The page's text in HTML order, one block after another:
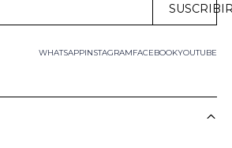
WHATSAPP FACEBOOKYOUTUBE
INSTAGRAM